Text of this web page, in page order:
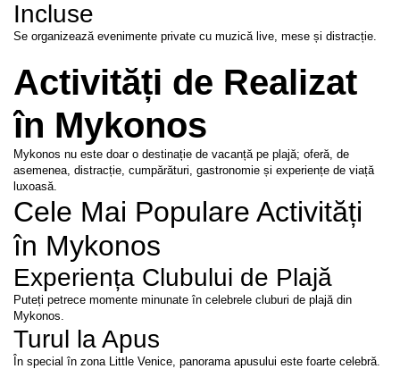
Incluse
Se organizează evenimente private cu muzică live, mese și distracție.
Activități de Realizat
în Mykonos
Mykonos nu este doar o destinație de vacanță pe plajă; oferă, de
asemenea, distracție, cumpărături, gastronomie și experiențe de viață
luxoasă.
Cele Mai Populare Activități
în Mykonos
Experiența Clubului de Plajă
Puteți petrece momente minunate în celebrele cluburi de plajă din
Mykonos.
Turul la Apus
În special în zona Little Venice, panorama apusului este foarte celebră.